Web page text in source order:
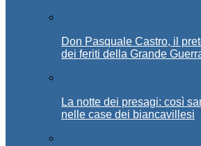
Don Pasquale Castro, il
dei feriti della Grande
La notte dei presagi: così
nelle case dei biancavillesi